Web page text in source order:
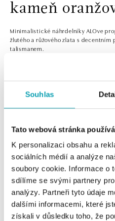
Souhlas
Tato webová stránka
K personalizaci obsahu a
sociálních médií a analýze
soubory cookie. Informace o
sdílíme se svými partnery
analýzy. Partneři tyto údaje
dalšími informacemi, které
získali v důsledku toho, že
kameň
Minimalistické náhrdelníky ALOve
žlutého a růžového zlata s
talismanem.
V katalógu nie sú žiadne
Prihlásenie k odberu